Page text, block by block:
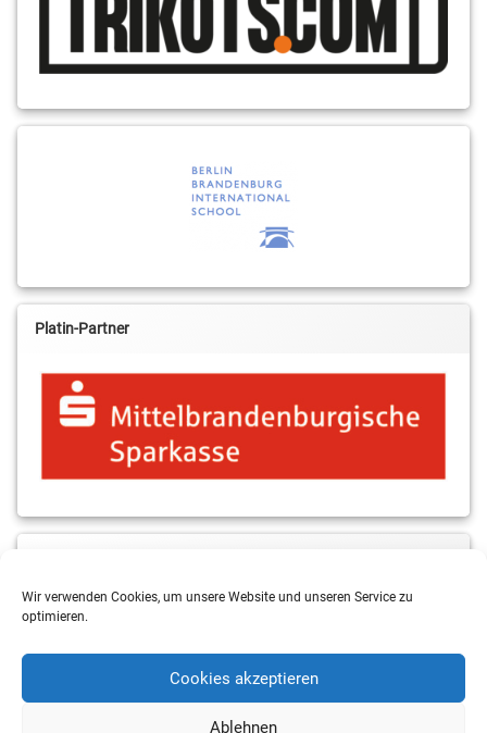
Wir verwenden Cookies, um unsere Website und unseren Service zu
optimieren.
Cookies akzeptieren
Ablehnen
Platin-Partner